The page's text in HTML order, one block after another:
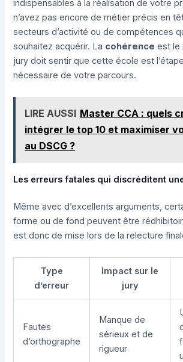
indispensables à la réalisation de votre
n’avez pas encore de métier précis en
secteurs d’activité ou de compétences
souhaitez acquérir. La cohérence est le
jury doit sentir que cette école est
nécessaire de votre parcours.
LIRE AUSSI Master CCA : quels
intégrer le top 10 et maximiser
au DSCG ?
Les erreurs fatales qui discréditent
Même avec d’excellents arguments,
forme ou de fond peuvent être
est donc de mise lors de la relecture
Type
d’erreur
Impact sur le
jury
Fautes
d’orthographe
Manque de
sérieux et de
rigueur